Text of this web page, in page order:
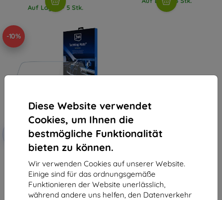
Diese Website verwendet
Cookies, um Ihnen die
bestmögliche Funktionalität
bieten zu können.
Wir verwenden Cookies auf unserer Website.
Einige sind für das ordnungsgemäße
Funktionieren der Website unerlässlich,
während andere uns helfen, den Datenverkehr
Auf Lager > 5 Stk.
-10%
Rabatt
mit
Gutschein
EXTRA10
Mittelanzeige Schutzfolie für
Chevrolet Camaro SS 2016-24
34,90 €
31,42 €